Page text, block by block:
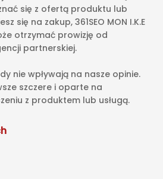
się z ofertą produktu lub
się na zakup, 361SEO MON I.K.E
otrzymać prowizję od
partnerskiej.
nie wpływają na nasze opinie.
szczere i oparte na
z produktem lub usługą.